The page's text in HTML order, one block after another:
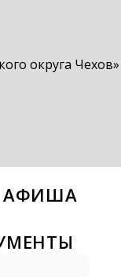
АФИША